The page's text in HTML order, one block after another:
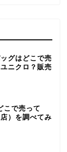
グはどこで売
ニクロ？販売
こで売って
）を調べてみ